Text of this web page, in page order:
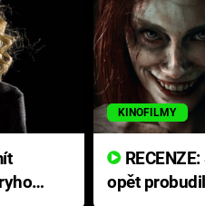
KINOFILMY
opět